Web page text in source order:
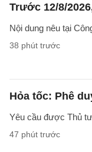
Trước 12/8/
Nội dung nêu tại
38 phút trước
Hỏa tốc: Phê
Yêu cầu được Thủ
47 phút trước